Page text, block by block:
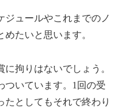
ジュールやこれまでのノ
たいと思います。
拘りはないでしょう。
ついています。1回の受
たとしてもそれで終わり